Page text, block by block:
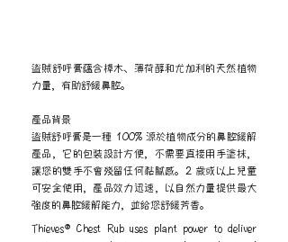
盜賊舒呼膏蘊含樟木、薄荷醇和尤加利的天然植物
力量，有助舒緩鼻腔。
產品背景
盜賊舒呼膏是一種 100% 源於植物成分的鼻腔緩解
產品，它的包裝設計方便，不需要直接用手塗抹，
讓您的雙手不會殘留任何黏膩感。2 歲或以上兒童
可安全使用，產品效力迅速，以自然力量提供最大
強度的鼻腔緩解能力，並給您舒緩芳香。
Thieves® Chest Rub uses plant power to deliver